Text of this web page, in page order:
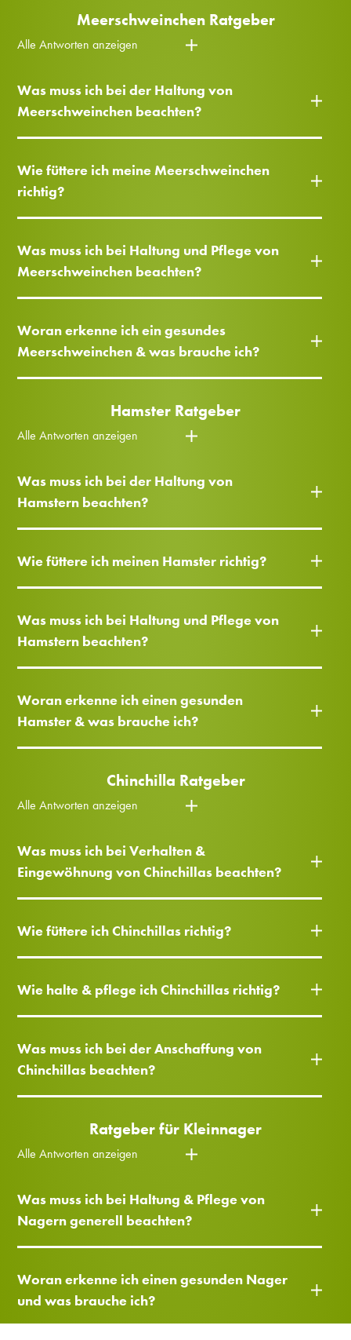
Meerschweinchen Ratgeber
Alle Antworten anzeigen
Was muss ich bei der Haltung von
Meerschweinchen beachten?
Wie füttere ich meine Meerschweinchen
richtig?
Was muss ich bei Haltung und Pflege von
Meerschweinchen beachten?
Woran erkenne ich ein gesundes
Meerschweinchen & was brauche ich?
Hamster Ratgeber
Alle Antworten anzeigen
Was muss ich bei der Haltung von
Hamstern beachten?
Wie füttere ich meinen Hamster richtig?
Was muss ich bei Haltung und Pflege von
Hamstern beachten?
Woran erkenne ich einen gesunden
Hamster & was brauche ich?
Chinchilla Ratgeber
Alle Antworten anzeigen
Was muss ich bei Verhalten &
Eingewöhnung von Chinchillas beachten?
Wie füttere ich Chinchillas richtig?
Wie halte & pflege ich Chinchillas richtig?
Was muss ich bei der Anschaffung von
Chinchillas beachten?
Ratgeber für Kleinnager
Alle Antworten anzeigen
Was muss ich bei Haltung & Pflege von
Nagern generell beachten?
Woran erkenne ich einen gesunden Nager
und was brauche ich?